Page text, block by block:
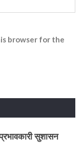
browser for the
सुशासन